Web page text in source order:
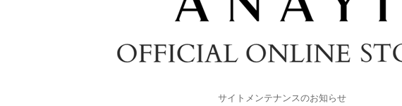
サイトメンテナンスのお知らせ